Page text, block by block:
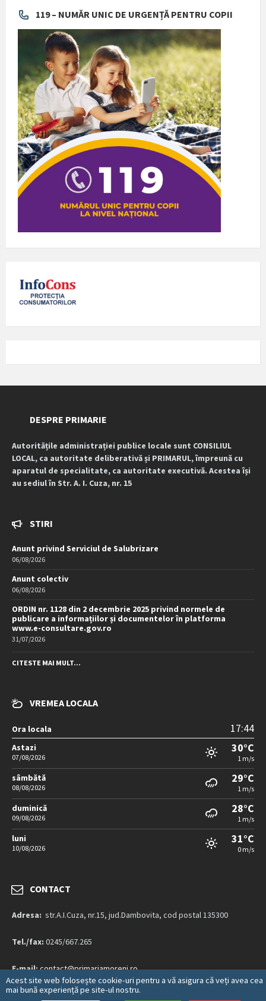
119 – NUMĂR UNIC DE URGENȚĂ PENTRU COPII
DESPRE PRIMARIE
Autoritățile administrației publice locale sunt CONSILIUL
LOCAL, ca autoritate deliberativă și PRIMARUL, împreună cu
aparatul de specialitate, ca autoritate executivă. Acestea își
au sediul în Str. A. I. Cuza, nr. 15
STIRI
Anunt privind Serviciul de Salubrizare
06/08/2026
Anunt colectiv
06/08/2026
ORDIN nr. 1128 din 2 decembrie 2025 privind normele de
publicare a informațiilor și documentelor în platforma
www.e-consultare.gov.ro
31/07/2026
CITESTE MAI MULT...
VREMEA LOCALA
Ora locala 17:44
Astazi
07/08/2026
30°C
1 m/s
sâmbătă
08/08/2026
29°C
1 m/s
duminică
09/08/2026
28°C
1 m/s
luni
10/08/2026
31°C
0 m/s
CONTACT
Adresa: str.A.I.Cuza, nr.15, jud.Dambovita, cod postal 135300
Tel./fax: 0245/667.265
E-mail:contact@primariamoreni.ro
Mai multe detalii…
Acest site web folosește cookie-uri pentru a vă asigura că veți avea cea
mai bună experiență pe site-ul nostru.